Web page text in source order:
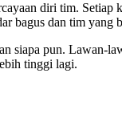
diri tim.
bagus dan tim yang
siapa pun.
tinggi lagi.